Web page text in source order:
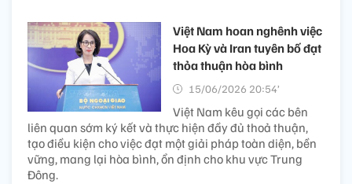
Việt Nam hoan nghênh việc
Hoa Kỳ và Iran tuyên bố đạt
thỏa thuận hòa bình
15/06/2026 20:54’
Việt Nam kêu gọi các bên
liên quan sớm ký kết và thực hiện đầy đủ thoả thuận,
tạo điều kiện cho việc đạt một giải pháp toàn diện, bền
vững, mang lại hòa bình, ổn định cho khu vực Trung
Đông.